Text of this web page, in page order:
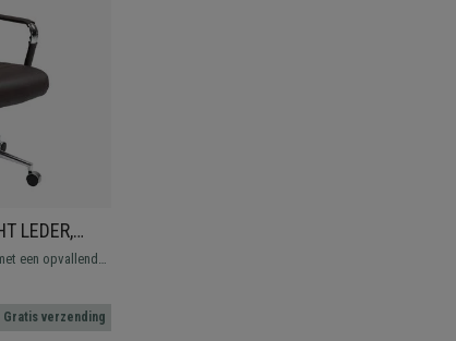
LEDER,
een opvallend
hoogwaardige
Gratis verzending